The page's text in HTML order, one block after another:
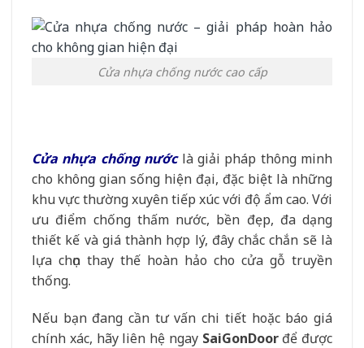
Cửa nhựa chống nước cao cấp
Cửa nhựa chống nướclà giải pháp thông minh
cho không gian sống hiện đại, đặc biệt là những
khu vực thường xuyên tiếp xúc với độ ẩm cao. Với
ưu điểm chống thấm nước, bền đẹp, đa dạng
thiết kế và giá thành hợp lý, đây chắc chắn sẽ là
lựa chọn thay thế hoàn hảo cho cửa gỗ truyền
thống.
Nếu bạn đang cần tư vấn chi tiết hoặc báo giá
chính xác, hãy liên hệ ngay SaiGonDoorđể được